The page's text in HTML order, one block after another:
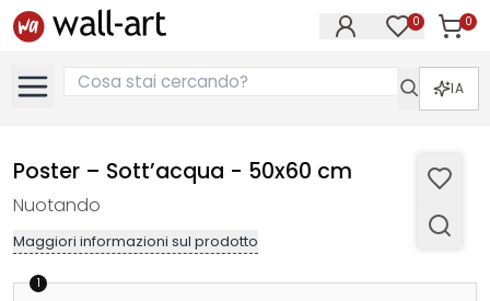
0 0
IA
Poster – Sott’acqua - 50x60 cm
Nuotando
Maggiori informazioni sul prodotto
1